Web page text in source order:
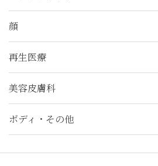
顔
再生医療
美容皮膚科
ボディ・その他